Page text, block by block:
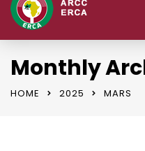
Monthly
HOME 2025 MARS